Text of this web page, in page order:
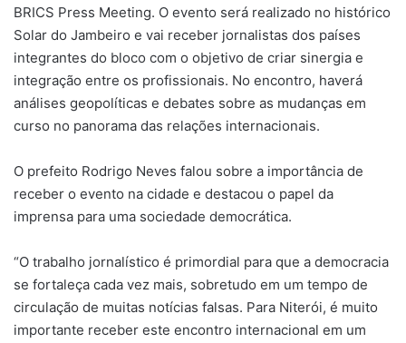
BRICS Press Meeting. O evento será realizado no histórico
Solar do Jambeiro e vai receber jornalistas dos países
integrantes do bloco com o objetivo de criar sinergia e
integração entre os profissionais. No encontro, haverá
análises geopolíticas e debates sobre as mudanças em
curso no panorama das relações internacionais.
O prefeito Rodrigo Neves falou sobre a importância de
receber o evento na cidade e destacou o papel da
imprensa para uma sociedade democrática.
“O trabalho jornalístico é primordial para que a democracia
se fortaleça cada vez mais, sobretudo em um tempo de
circulação de muitas notícias falsas. Para Niterói, é muito
importante receber este encontro internacional em um